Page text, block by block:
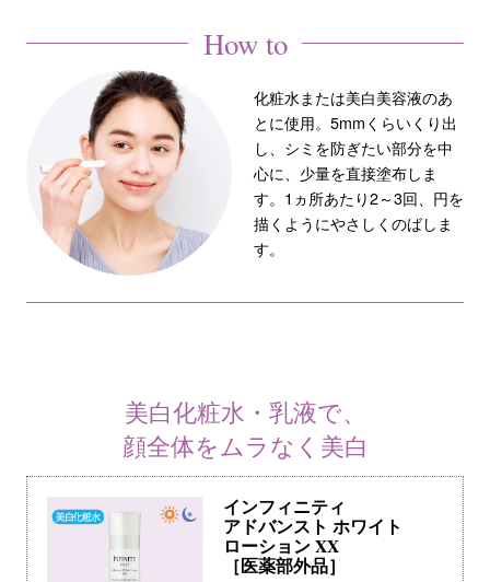
How to
化粧水または美白美容液のあ
とに使用。5mmくらいくり出
し、シミを防ぎたい部分を中
心に、少量を直接塗布しま
す。1ヵ所あたり2～3回、円を
描くようにやさしくのばしま
す。
美白化粧水・乳液で、
顔全体をムラなく美白
インフィニティ
アドバンスト ホワイト
ローション XX
［医薬部外品］